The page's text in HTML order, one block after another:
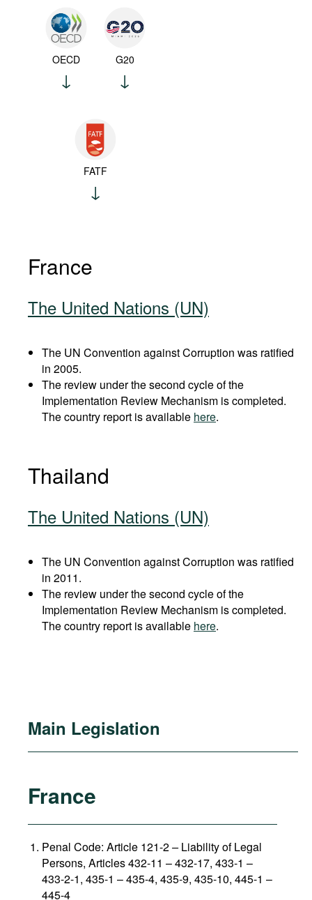
OECD G20
FATF
France
The United Nations (UN)
The UN Convention against Corruption was ratified
in 2005.
The review under the second cycle of the
Implementation Review Mechanism is completed.
The country report is available here.
Thailand
The United Nations (UN)
The UN Convention against Corruption was ratified
in 2011.
The review under the second cycle of the
Implementation Review Mechanism is completed.
The country report is available here.
Main Legislation
France
Penal Code: Article 121-2–Liability of Legal
Persons, Articles 432-11 – 432-17, 433-1 –
433-2-1, 435-1 – 435-4, 435-9, 435-10, 445-1 –
445-4